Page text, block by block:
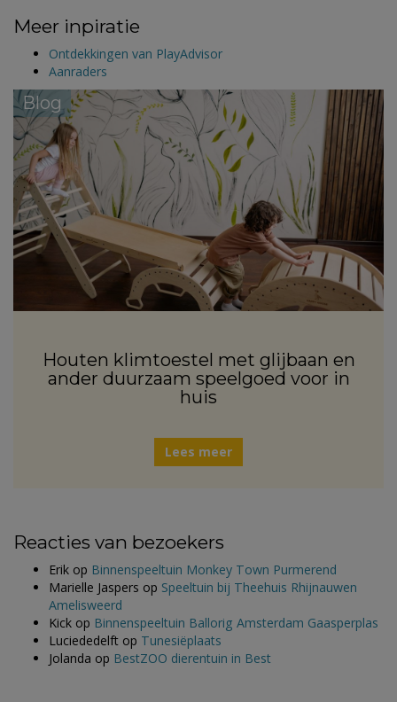
Meer inpiratie
Ontdekkingen van PlayAdvisor
Aanraders
Blog
Houten klimtoestel met glijbaan en
ander duurzaam speelgoed voor in
huis
Lees meer
Reacties van bezoekers
Erik op Binnenspeeltuin Monkey Town Purmerend
Marielle Jaspers op Speeltuin bij Theehuis Rhijnauwen
Amelisweerd
Kick op Binnenspeeltuin Ballorig Amsterdam Gaasperplas
Luciededelft op Tunesiëplaats
Jolanda op BestZOO dierentuin in Best